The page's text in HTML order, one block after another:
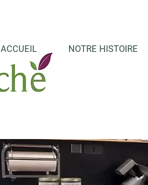
ACCUEIL NOTRE HISTOIRE